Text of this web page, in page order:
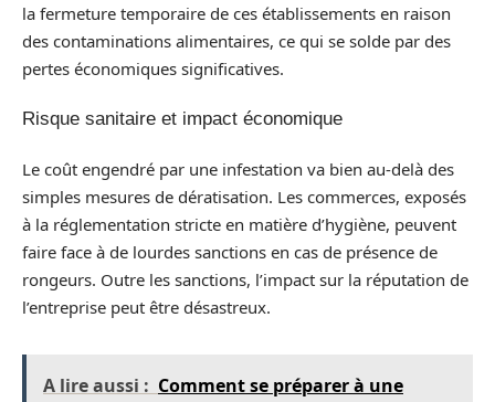
la fermeture temporaire de ces établissements en raison
des contaminations alimentaires, ce qui se solde par des
pertes économiques significatives.
Risque sanitaire et impact économique
Le coût engendré par une infestation va bien au-delà des
simples mesures de dératisation. Les commerces, exposés
à la réglementation stricte en matière d’hygiène, peuvent
faire face à de lourdes sanctions en cas de présence de
rongeurs. Outre les sanctions, l’impact sur la réputation de
l’entreprise peut être désastreux.
A lire aussi : Comment se préparer à une